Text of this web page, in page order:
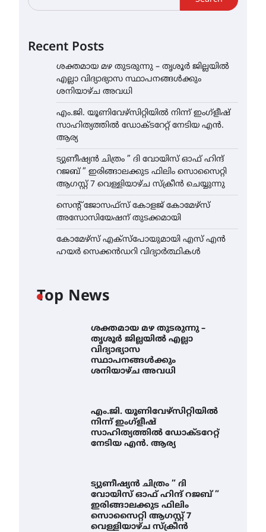
Recent Posts
ശക്തമായ മഴ തുടരുന്നു – തൃശൂർ ജില്ലയിൽ
എല്ലാ വിദ്യാഭ്യാസ സ്ഥാപനങ്ങൾക്കും
ശനിയാഴ്ച അവധി
എം.ജി. യൂണിവേഴ്‌സിറ്റിയിൽ നിന്ന് ഇംഗ്ളീഷ്
സാഹിത്യത്തിൽ ഡോക്ടറേറ്റ് നേടിയ എൻ.
ആര്യ
ട്യുണീഷ്യൻ ചിത്രം ” ദി വോയിസ് ഓഫ് ഹിന്ദ്
റജബ് ” ഇരിങ്ങാലക്കുട ഫിലിം സൊസൈറ്റി
ആഗസ്റ്റ് 7 വെള്ളിയാഴ്ച സ്‌ക്രീൻ ചെയ്യുന്നു
സെന്റ് ജോസഫ്സ് കോളജ് കോമേഴ്‌സ്
അസോസിയേഷന് തുടക്കമായി
കോമേഴ്സ് എക്സ്പോയുമായി എസ് എൻ
ഹയർ സെക്കൻഡറി വിദ്യാർത്ഥികൾ
Top News
ശക്തമായ മഴ തുടരുന്നു –
തൃശൂർ ജില്ലയിൽ എല്ലാ
വിദ്യാഭ്യാസ
സ്ഥാപനങ്ങൾക്കും
ശനിയാഴ്ച അവധി
എം.ജി. യൂണിവേഴ്‌സിറ്റിയിൽ
നിന്ന് ഇംഗ്ളീഷ്
സാഹിത്യത്തിൽ ഡോക്ടറേറ്റ്
നേടിയ എൻ. ആര്യ
ട്യുണീഷ്യൻ ചിത്രം ” ദി
വോയിസ് ഓഫ് ഹിന്ദ് റജബ് ”
ഇരിങ്ങാലക്കുട ഫിലിം
സൊസൈറ്റി ആഗസ്റ്റ് 7
വെള്ളിയാഴ്ച സ്‌ക്രീൻ